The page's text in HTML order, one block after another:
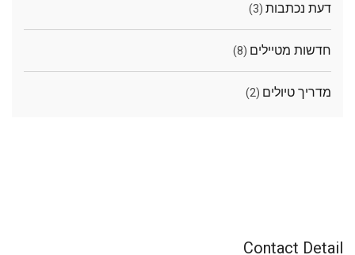
דעת נכתבות (3)
חדשות מטיילים (8)
מדריך טיולים (2)
Contact Detail